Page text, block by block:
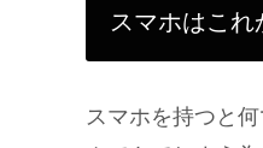
スマホはこれ
スマホを持つと